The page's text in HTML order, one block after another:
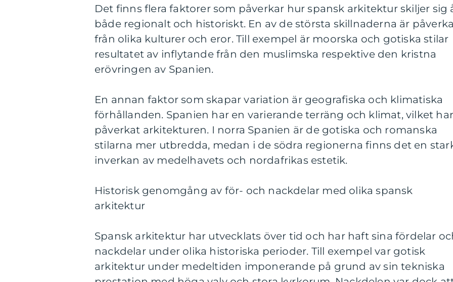
Det finns flera faktorer som påverkar hur spansk arkitektur skiljer sig
både regionalt och historiskt. En av de största skillnaderna är
från olika kulturer och eror. Till exempel är moorska och gotiska stilar
resultatet av inflytande från den muslimska respektive den kristna
erövringen av Spanien.
En annan faktor som skapar variation är geografiska och klimatiska
förhållanden. Spanien har en varierande terräng och klimat, vilket har
påverkat arkitekturen. I norra Spanien är de gotiska och romanska
stilarna mer utbredda, medan i de södra regionerna finns det en
inverkan av medelhavets och nordafrikas estetik.
Historisk genomgång av för- och nackdelar med olika spansk
arkitektur
Spansk arkitektur har utvecklats över tid och har haft sina fördelar
nackdelar under olika historiska perioder. Till exempel var gotisk
arkitektur under medeltiden imponerande på grund av sin tekniska